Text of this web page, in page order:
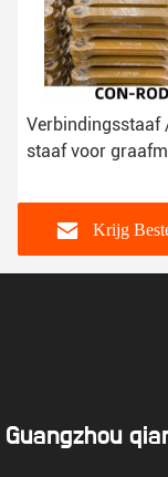
Verbindingsstaaf
staaf voor
Krijg
Guangzhou